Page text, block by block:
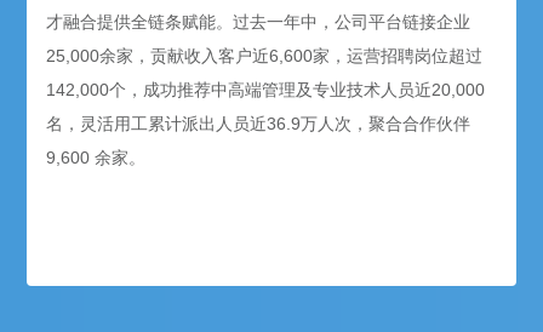
才融合提供全链条赋能。过去一年中，公司平台链接企业
25,000余家，贡献收入客户近6,600家，运营招聘岗位超过
142,000个，成功推荐中高端管理及专业技术人员近20,000
名，灵活用工累计派出人员近36.9万人次，聚合合作伙伴
9,600 余家。